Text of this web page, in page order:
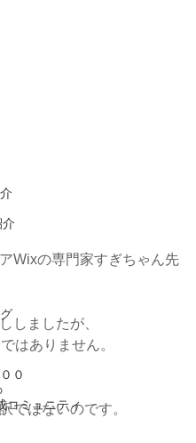
０
コミュニティ
Wixの専門家すぎちゃん先
しましたが、
はありません。
ではないのです。